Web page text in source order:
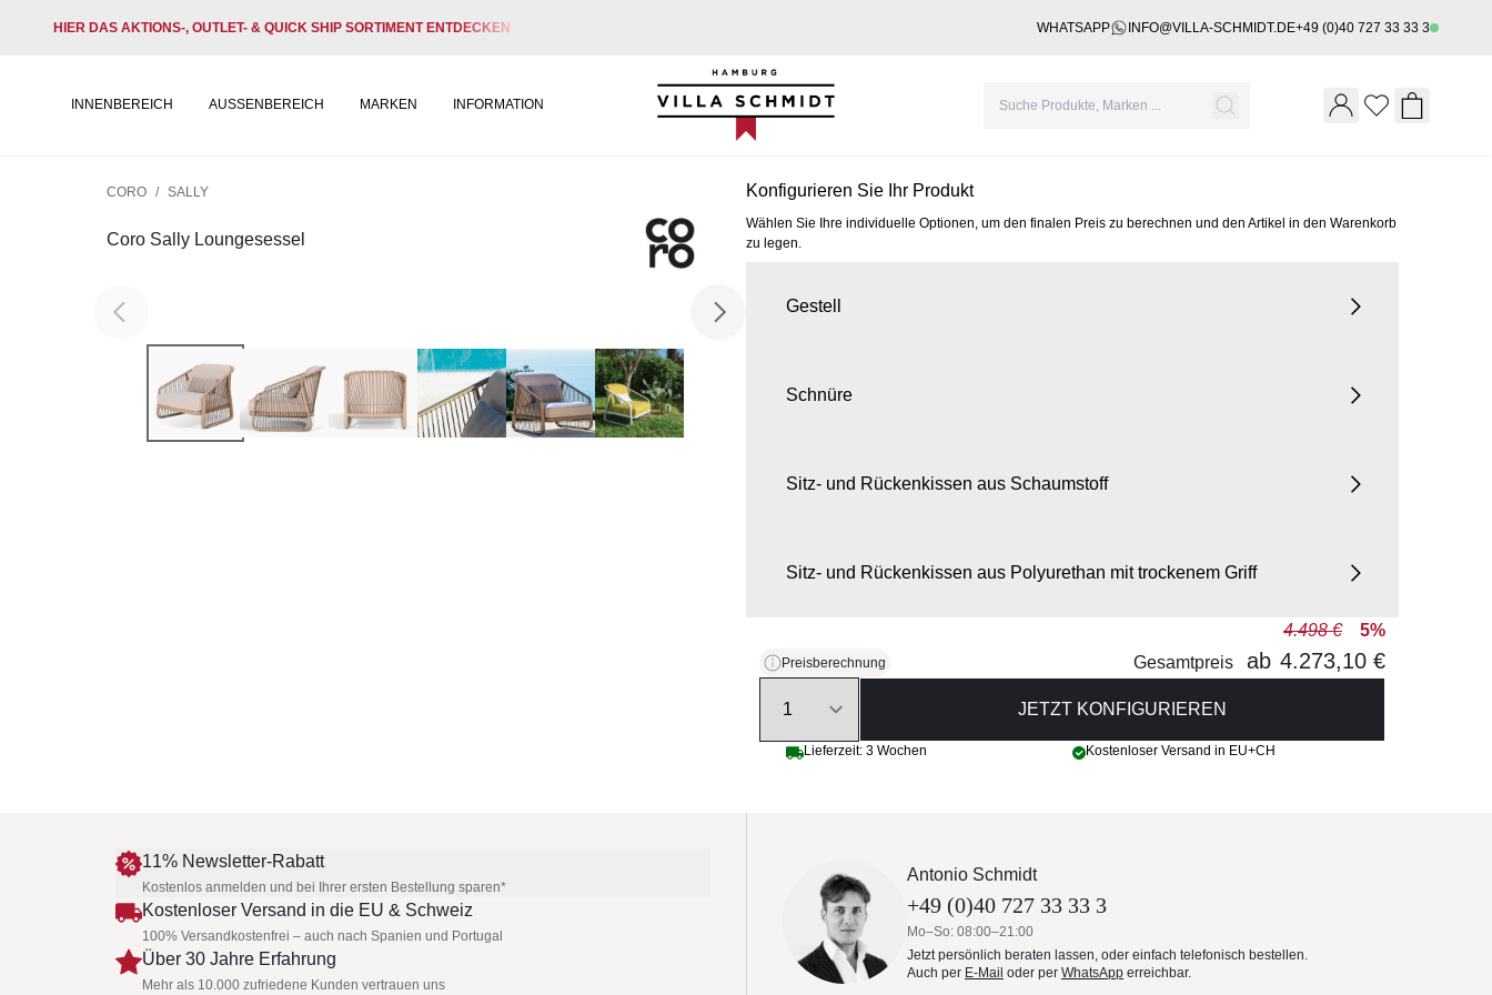
HIER DAS AKTIONS-, OUTLET- & QUICK SHIP SORTIMENT ENTDECKEN WHATSAPP INFO@VILLA-SCHMIDT.DE+49 (0)40 727 33 33 3
INNENBEREICH AUSSENBEREICH MARKEN INFORMATION
Villa Schmidt
Wishlist
CORO / SALLY
Coro Sally Loungesessel
Konfigurieren Sie Ihr Produkt
Wählen Sie Ihre individuelle Optionen, um den finalen Preis zu berechnen und den Artikel in den Warenkorb
zu legen.
Gestell
Schnüre
Sitz- und Rückenkissen aus Schaumstoff
Sitz- und Rückenkissen aus Polyurethan mit trockenem Griff
Preisberechnung
4.498 €
5%
Gesamtpreis
ab 4.273,10 €
JETZT KONFIGURIEREN
Lieferzeit: 3 Wochen Kostenloser Versand in EU+CH
11% Newsletter-Rabatt
Kostenlos anmelden und bei Ihrer ersten Bestellung sparen*
Kostenloser Versand in die EU & Schweiz
100% Versandkostenfrei – auch nach Spanien und Portugal
Über 30 Jahre Erfahrung
Mehr als 10.000 zufriedene Kunden vertrauen uns
Antonio Schmidt
+49 (0)40 727 33 33 3
Mo–So: 08:00–21:00
Jetzt persönlich beraten lassen, oder einfach telefonisch bestellen.
Auch per E-Mail oder per WhatsApp erreichbar.